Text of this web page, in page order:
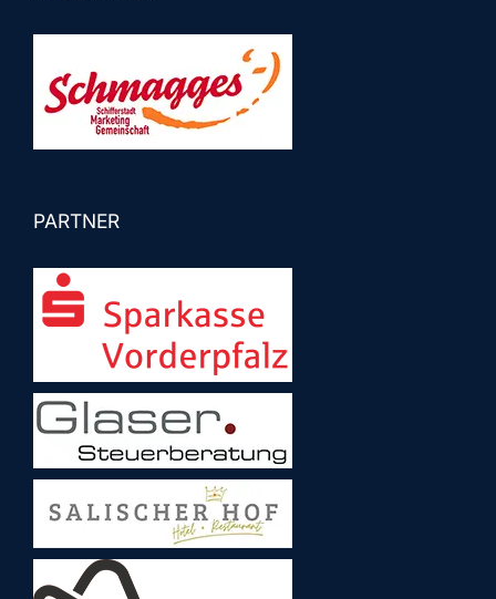
PARTNER